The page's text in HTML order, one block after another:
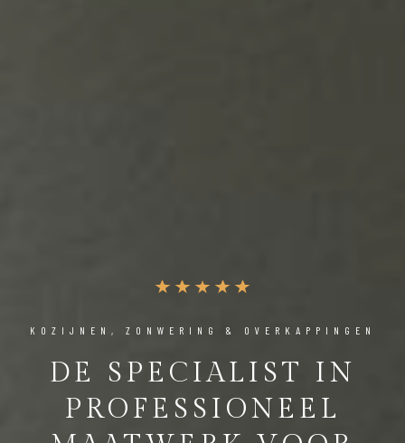
KOZIJNEN, ZONWERING & OVERKAPPINGEN
DE SPECIALIST IN
PROFESSIONEEL